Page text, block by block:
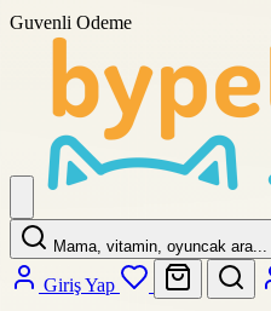
Guvenli Odeme
Mama, vitamin, oyuncak ara...
Giriş Yap